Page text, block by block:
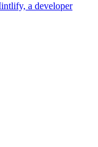
a developer